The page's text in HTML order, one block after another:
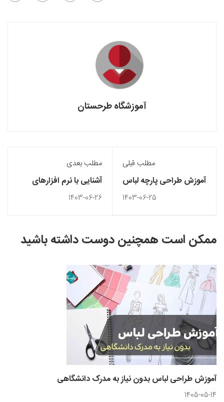
آموزشگاه طرحستان
مطلب قبلی
آموزش طراحی پارچه لباس
با نرم‌ افزار
1403-06-25
مطلب بعدی
آشنایی با نرم افزارهای
طراحی سه بعدی
1403-06-26
ممکن است همچنین دوست داشته باشید
آموزش طراحی لباس بدون نیاز به مدرک دانشگاهی
1405-05-14